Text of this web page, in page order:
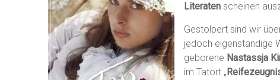
Literaten scheinen
Gestolpert sind wir
jedoch eigenständige
geborene Nastassja
im Tatort „